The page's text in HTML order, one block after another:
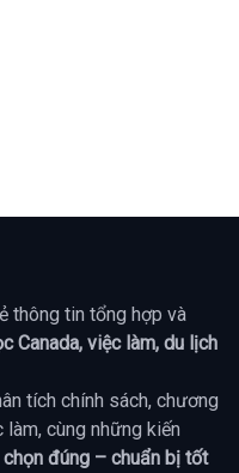
thông tin tổng hợp và
Canada, việc làm, du lịch
tích chính sách, chương
cùng những kiến
đúng – chuẩn bị tốt